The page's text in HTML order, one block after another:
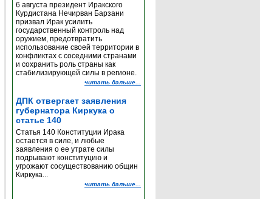
6 августа президент Иракского
Курдистана Нечирван Барзани
призвал Ирак усилить
государственный контроль над
оружием, предотвратить
использование своей территории в
конфликтах с соседними странами
и сохранить роль страны как
стабилизирующей силы в регионе.
читать дальше...
ДПК отвергает заявления
губернатора Киркука о
статье 140
Статья 140 Конституции Ирака
остается в силе, и любые
заявления о ее утрате силы
подрывают конституцию и
угрожают сосуществованию общин
Киркука...
читать дальше...